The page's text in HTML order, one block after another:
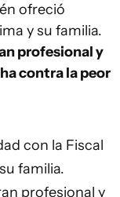
ofreció
y su familia.
profesional y
contra la peor
con la Fiscal
familia.
profesional y